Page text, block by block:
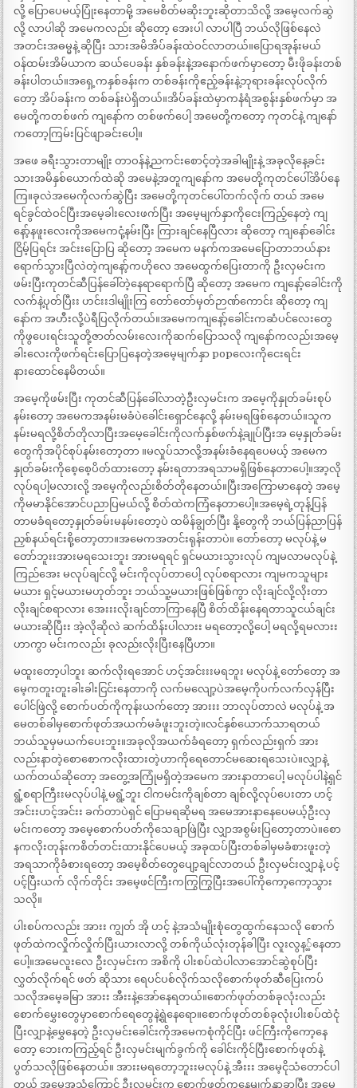
လို့ ပြောပေမယ့်ပြုံးနေတာမို့ အမေစိတ်မဆိုးဘူးဆိုတာသိလို့ အမေ့လက်ဆွဲ
လို့ လာပါဆို အမေကလည်း ဆိုတော့ အေးပါ လာပါပြီ ဘယ်လိုဖြစ်နေလဲ
အတင်းအဓမ္မနဲ့ ဆိုပြီး သားအမိအိပ်ခန်းထဲဝင်လာတယ်။ပြောရအုန်းမယ်
ဝန်ထမ်းအိမ်ယာက ဆယ်ပေခန်း နှစ်ခန်းနဲ့အနောက်ဖက်မှာတော့ မီးဖိုခန်းတစ်
ခန်းပါတယ်။အရှေ့ကနှစ်ခန်းက တစ်ခန်းကိုဧည့်ခန်းနဲ့ဘုရားခန်းလုပ်လိုက်
တော့ အိပ်ခန်းက တစ်ခန်းပဲရှိတယ်။အိပ်ခန်းထဲမှာကနံရံအစွန်းနှစ်ဖက်မှာ အ
မေတို့ကတစ်ဖက် ကျနော်က တစ်ဖက်ပေါ့ အမေတို့ကတော့ ကုတင်နဲ့ ကျနော်
ကတော့ကြမ်းပြင်ဖျာခင်းပေါ့။
အဖေ ခရီးသွားတာမျိုး တာဝန်နဲ့ညကင်းစောင့်တဲ့အခါမျိုးနဲ့ အခုလိုနေ့ခင်း
သားအမိနှစ်ယောက်ထဲဆို အမေနဲ့အတူကျနော်က အမေတို့ကုတင်ပေါ်အိပ်နေ
ကြ။ခုလဲအမေကိုလက်ဆွဲပြီး အမေတို့ကုတင်ပေါ်တက်လိုက် တယ် အမေ
ရင်ခွင်ထဲဝင်ပြီးအမေ့ခါးလေးဖက်ပြီး အမေ့မျက်နှာကိုငေးကြည့်နေတဲ့ ကျ
နော့်နဖူးလေးကိုအမေကငုံ့နမ်းပြီး ကြားချင်နေပြီလား ဆိုတော့ ကျနော်ခေါင်း
ငြိမ့်ပြရင်း အင်းးပြောပြ ဆိုတော့ အမေက မနက်ကအမေပြောတာဘယ်နား
ရောက်သွားပြီလဲတဲ့ကျနော့်ကဟိုလေ အမေထွက်ပြေးတာကို ဦးလှမင်းက
ဖမ်းပြီးကုတင်ဆီပြန်ခေါ်တဲ့နေရာရောက်ပြီ ဆိုတော့ အမေက ကျနော့်ခေါင်းကို
လက်နဲ့ပုတ်ပြီးး ဟင်းးဒါမျိုးကြ တော်တော်မှတ်ဉာဏ်ကောင်း ဆိုတော့ ကျ
နော်က အဟီးလို့ပဲရီပြလိုက်တယ်။အမေကကျနော့်ခေါင်းကဆံပင်လေးတွေ
ကိုဖွပေးရင်းသူတို့ဇာတ်လမ်းလေးကိုဆက်ပြောသလို ကျနော်ကလည်းအမေ့
ခါးလေးကိုဖက်ရင်းပြောပြနေတဲ့အမေ့မျက်နှာ popလေးကိုငေးရင်း
နားထောင်နေမိတယ်။
အမေ့ကိုဖမ်းပြီး ကုတင်ဆီပြန်ခေါ်လာတဲ့ဦးလှမင်းက အမေ့ကိုနှုတ်ခမ်းစုပ်
နမ်းတော့ အမေကအနမ်းမခံပဲခေါင်းရှောင်နေလို့ နမ်းမရဖြစ်နေတယ်။သူက
နမ်းမရလို့စိတ်တိုလာပြီးအမေ့ခေါင်းကိုလက်နှစ်ဖက်နဲ့ချုပ်ပြီးအ မေ့နှုတ်ခမ်း
တွေကိုအပိုင်စုပ်နမ်းတော့တာ ။မလှုပ်သာလို့အနမ်းခံနေရပေမယ့် အမေက
နှုတ်ခမ်းကိုစေ့စေ့ပိတ်ထားတော့ နမ်းရတာအရသာမရှိဖြစ်နေတာပေါ့။အာ့လို
လုပ်ရပါ့မလားလို့ အမေ့ကိုလည်းစိတ်တိုနေတယ်။ပြီးအကြောမာနေတဲ့ အမေ့
ကိုမမာနိုင်အောင်ပညာပြမယ်လို့ စိတ်ထဲကကြံနေတာပေါ့။အမေ့ရဲ့တုန့်ပြန်
တာမခံရတော့နှုတ်ခမ်းမနမ်းတော့ပဲ ထမိန်ချွတ်ပြီး နို့တွေကို ဘယ်ပြန်ညာပြန်
ညှစ်နယ်ရင်းစို့တော့တာ။အမေကအတင်းရုန်းတာပဲ။ တော်တော့ မလုပ်နဲ့ မ
တော်ဘူးးအားမရသေးဘူး အားမရရင် ရှင်မယားသွားလုပ် ကျမလာမလုပ်နဲ့
ကြည်အေး မလုပ်ချင်လို့ မင်းကိုလုပ်တာပေါ့ လုပ်စရာလား ကျမကသူများ
မယား ရှင့်မယားမဟုတ်ဘူး ဘယ်သူ့မယားဖြစ်ဖြစ်ကွာ လိုးချင်လို့လိုးတာ
လိုးချင်စရာလား အေးးးလိုးချင်တာကြာနေပြီ စိတ်ထိန်းနေရတာသူငယ်ချင်း
မယားဆိုပြီးး အဲ့လိုဆိုလဲ ဆက်ထိန်းပါလားး မရတော့လို့ပေါ့ မရလို့ရမလားး
ဟာကွာ မင်းကလည်း ခုလည်းလိုးပြီးနေပြီဟာ။
မထူးတော့ပါဘူး ဆက်လိုးရအောင် ဟင့်အင်းးးမရဘူး မလုပ်နဲ့ တော်တော့ အ
မေ့ကတူးတူးခါးခါးငြင်းနေတာကို လက်မလျော့ပဲအမေ့ကိုပက်လက်လှန်ပြီး
ပေါင်ဖြဲလို့ စောက်ပတ်ကိုကုန်းယက်တော့ အားးး ဘာလုပ်တာလဲ မလုပ်နဲ့ အ
မေတစ်ခါမှစောက်ဖုတ်အယက်မခံဖူးဘူးတဲ့။လင်နှစ်ယောက်သာရတယ်
ဘယ်သူမှမယက်ပေးဘူး။အခုလိုအယက်ခံရတော့ ရှက်လည်းရှက် အား
လည်းနာတဲ့စောစောကလိုးထားတဲ့ဟာကိုရေတောင်မဆေးရသေးပဲ။လျှာနဲ့
ယက်တယ်ဆိုတော့ အတွေ့အကြုံမရှိတဲ့အမေက အားနာတာပေါ့ မလုပ်ပါနဲ့ရှင်
ရွံ့စရာကြီးးမလုပ်ပါနဲ့ မရွံ့ဘူး ငါကမင်းကိုချစ်တာ ချစ်လို့လုပ်ပေးတာ ဟင့်
အင်းးဟင့်အင်းး ခက်တာပဲရှင် ပြောမရဆိုမရ အမေအားနာနေပေမယ့်ဦးလှ
မင်းကတော့ အမေ့စောက်ပတ်ကိုသေချာဖြဲပြီး လျှာအစွမ်းပြတော့တာပဲ။စော
နကလိုးတုန်းကစိတ်တင်းထားနိုင်ပေမယ့် အခုထပ်ပြီးတစ်ခါမှမခံစားဖူးတဲ့
အရသာကိုခံစားရတော့ အမေ့စိတ်တွေပျော့ချင်လာတယ် ဦးလှမင်းလျှာနဲ့ ပင့်
ပင့်ပြီးယက် လိုက်တိုင်း အမေ့ဖင်ကြီးကကြွကြွပြီးအပေါ်ကိုကော့ကော့သွား
သလို။
ပါးစပ်ကလည်း အားး ကျွတ် အို ဟင့် နဲ့အသံမျိုးစုံတွေထွက်နေသလို စောက်
ဖုတ်ထဲကလှိုက်လှိုက်ပြီးယားလာလို့ တစ်ကိုယ်လုံးတုန်ခါပြီး လူးလွန့့်နေတာ
ပေါ့။အမေလူးလေ ဦးလှမင်းက အစိကို ပါးစပ်ထဲပါလာအောင်ဆွဲစုပ်ပြီး
လွှတ်လိုက်ရင် ဖတ် ဆိုသား ရေပင်ပစ်လိုက်သလိုစောက်ဖုတ်ဆီပြေးကပ်
သလိုအမေ့ခမြာ အားး အီးးနဲ့အော်နေရတယ်။စောက်ဖုတ်တစ်ခုလုံးလည်း
စောက်မွှေးတွေမှာစောက်ရေတွေနဲ့ရွဲနေရော။စောက်ဖုတ်တစ်ခုလုံးပါးစပ်ထဲငုံ
ပြီးလျှာနဲ့မွှေနေတဲ့ ဦးလှမင်းခေါင်းကိုအမေကစုံကိုင်ပြီး ဖင်ကြီးကိုကော့နေ
တော့ ဘေးကကြည့်ရင် ဦးလှမင်းမျက်ခွက်ကို ခေါင်းကိုင်ပြီးစောက်ဖုတ်နဲ့
ပွတ်သလိုဖြစ်နေတယ်။ အားးမရတော့ဘူးးမလုပ်နဲ့ အီးးး အမေ့ငိုသံတောင်ပါ
တယ် အမေ့အသံကြောင့် ဦးလှမင်းက စောက်ဖုတ်ကနေမျက်နှာခွာပြီး အမေ့